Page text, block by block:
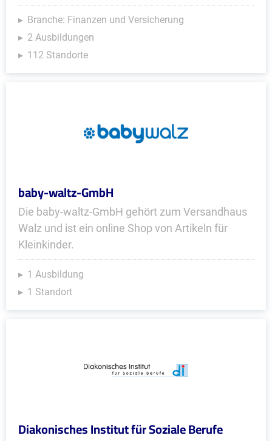
Branche: Finanzen und Versicherung
2 Ausbildungen
112 Standorte
baby-waltz-GmbH
Die baby-waltz-GmbH gehört zum Versandhaus
Walz und ist ein online Shop von Artikeln für
Kleinkinder.
1 Ausbildung
1 Standort
Diakonisches Institut für Soziale Berufe